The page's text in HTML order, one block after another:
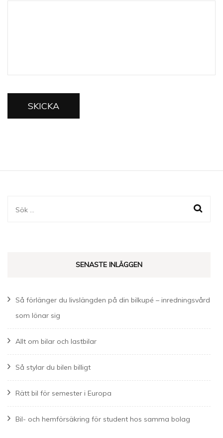
Sök
SENASTE INLÄGGEN
Så förlänger du livslängden på din bilkupé – inredningsvård
som lönar sig
Allt om bilar och lastbilar
Så stylar du bilen billigt
Rätt bil för semester i Europa
Bil- och hemförsäkring för student hos samma bolag